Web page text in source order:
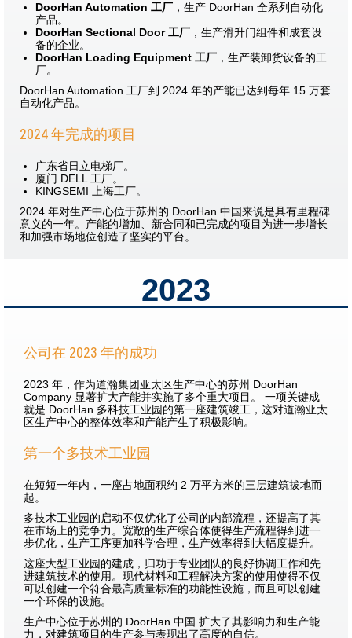
DoorHan Automation 工厂 ，生产 DoorHan 全系列自动化
产品。
DoorHan Sectional Door 工厂 ，生产滑升门组件和成套设
备的企业。
DoorHan Loading Equipment 工厂 ，生产装卸货设备的工
厂。
DoorHan Automation 工厂到 2024 年的产能已达到每年 15 万套
自动化产品。
2024 年完成的项目
广东省日立电梯厂。
厦门 DELL 工厂。
KINGSEMI 上海工厂。
2024 年对生产中心位于苏州的 DoorHan 中国来说是具有里程碑
意义的一年。产能的增加、新合同和已完成的项目为进一步增长
和加强市场地位创造了坚实的平台。
2023
公司在 2023 年的成功
2023 年，作为道瀚集团亚太区生产中心的苏州 DoorHan
Company 显著扩大产能并实施了多个重大项目。 一项关键成
就是 DoorHan 多科技工业园的第一座建筑竣工，这对道瀚亚太
区生产中心的整体效率和产能产生了积极影响。
第一个多技术工业园
在短短一年内，一座占地面积约 2 万平方米的三层建筑拔地而
起。
多技术工业园的启动不仅优化了公司的内部流程，还提高了其
在市场上的竞争力。宽敞的生产综合体使得生产流程得到进一
步优化，生产工序更加科学合理，生产效率得到大幅度提升。
这座大型工业园的建成，归功于专业团队的良好协调工作和先
进建筑技术的使用。现代材料和工程解决方案的使用使得不仅
可以创建一个符合最高质量标准的功能性设施，而且可以创建
一个环保的设施。
生产中心位于苏州的 DoorHan 中国 扩大了其影响力和生产能
力，对建筑项目的生产参与表现出了高度的自信。